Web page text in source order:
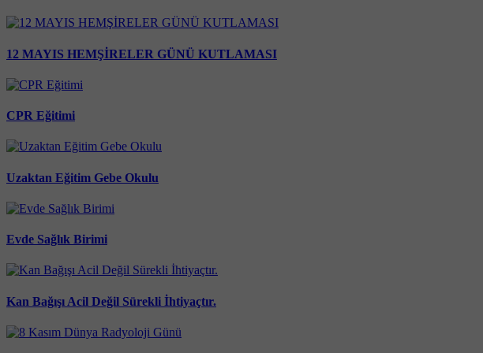
12 MAYIS HEMŞİRELER GÜNÜ KUTLAMASI
CPR Eğitimi
Uzaktan Eğitim Gebe Okulu
Evde Sağlık Birimi
Kan Bağışı Acil Değil Sürekli İhtiyaçtır.